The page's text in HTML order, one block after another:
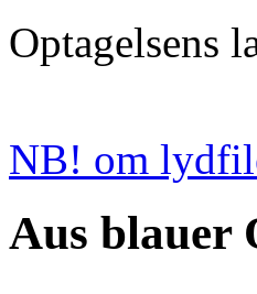
Optagelsens
NB! om
Aus blauer